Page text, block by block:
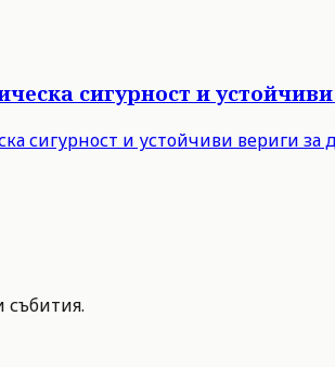
сигурност и
сигурност и устойчиви вериги
събития.